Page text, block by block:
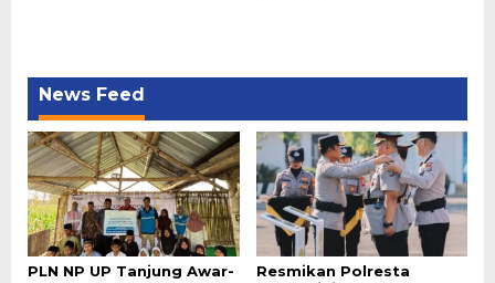
News Feed
PLN NP UP Tanjung Awar-
Resmikan Polresta